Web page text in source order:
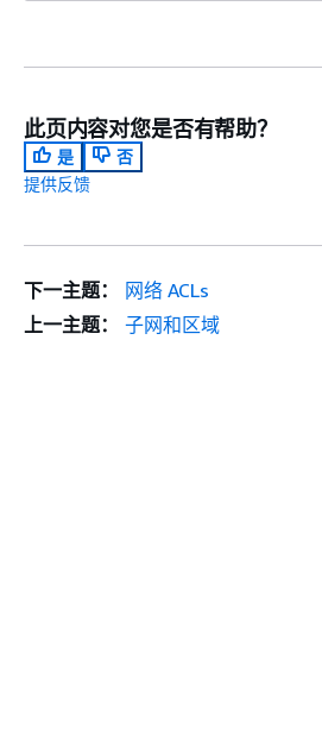
此页内容对您是否有帮助？
是
否
提供反馈
下一主题：
网络 ACLs
上一主题：
子网和区域